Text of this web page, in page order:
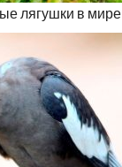
лягушки в мире